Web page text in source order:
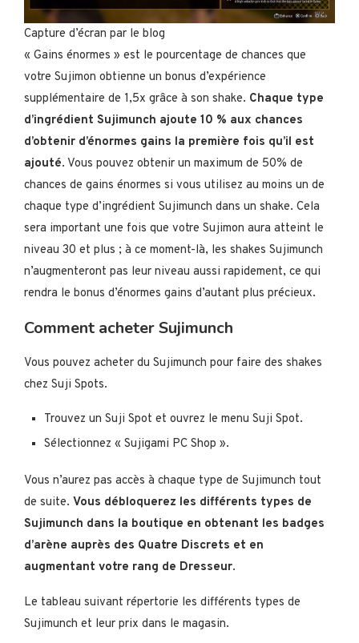
Capture d’écran par le blog
« Gains énormes » est le pourcentage de chances que
votre Sujimon obtienne un bonus d’expérience
supplémentaire de 1,5x grâce à son shake. Chaque type
d’ingrédient Sujimunch ajoute 10 % aux chances
d’obtenir d’énormes gains la première fois qu’il est
ajouté. Vous pouvez obtenir un maximum de 50% de
chances de gains énormes si vous utilisez au moins un de
chaque type d’ingrédient Sujimunch dans un shake. Cela
sera important une fois que votre Sujimon aura atteint le
niveau 30 et plus ; à ce moment-là, les shakes Sujimunch
n’augmenteront pas leur niveau aussi rapidement, ce qui
rendra le bonus d’énormes gains d’autant plus précieux.
Comment acheter Sujimunch
Vous pouvez acheter du Sujimunch pour faire des shakes
chez Suji Spots.
Trouvez un Suji Spot et ouvrez le menu Suji Spot.
Sélectionnez « Sujigami PC Shop ».
Vous n’aurez pas accès à chaque type de Sujimunch tout
de suite. Vous débloquerez les différents types de
Sujimunch dans la boutique en obtenant les badges
d’arène auprès des Quatre Discrets et en
augmentant votre rang de Dresseur.
Le tableau suivant répertorie les différents types de
Sujimunch et leur prix dans le magasin.